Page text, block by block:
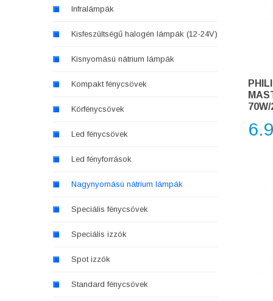
Infralámpák
Kisfeszültségű halogén lámpák (12-24V)
Kisnyomású nátrium lámpák
Kompakt fénycsövek
Körfénycsövek
Led fénycsövek
Led fényforrások
Nagynyomású nátrium lámpák
Speciális fénycsövek
Speciális izzók
Spot izzók
Standard fénycsövek